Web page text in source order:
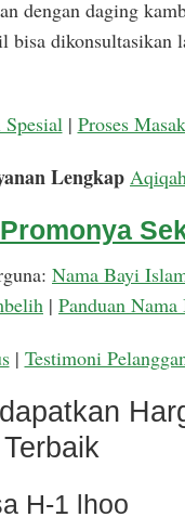
dengan daging
bisa dikonsultasikan
| Proses
Lengkap
Nama Bayi
| Panduan Nama
| Testimoni
H-1 lhoo